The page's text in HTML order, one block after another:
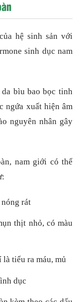
hệ sinh sản với
sinh dục nam
bìu bao bọc tinh
ngứa xuất hiện âm
nguyên nhân gây
nam giới có thể
rát
thịt nhỏ, có màu
tiểu ra máu, mủ
dục